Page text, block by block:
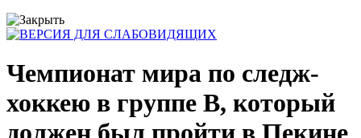
Чемпионат мира по следж-
хоккею в группе В, который